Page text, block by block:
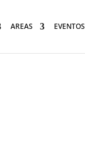
AREAS EVENTOS